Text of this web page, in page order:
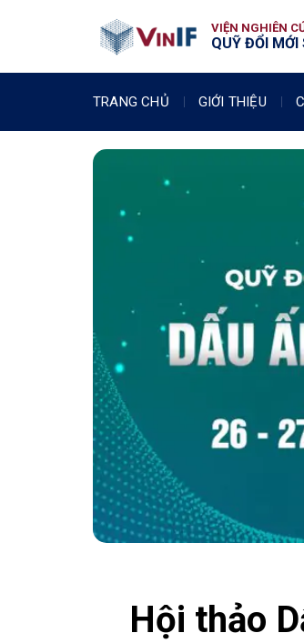
VIỆN NGHIÊN
QUỸ ĐỔI MỚI
TRANG CHỦ GIỚI THIỆU
Hội thảo